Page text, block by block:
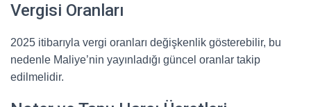
Vergisi Oranları
2025 itibarıyla vergi oranları değişkenlik gösterebilir, bu
nedenle Maliye’nin yayınladığı güncel oranlar takip
edilmelidir.